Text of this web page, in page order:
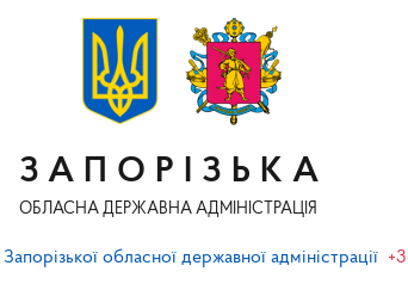
ЗАПОРІЗЬКА
ОБЛАСНА ДЕРЖАВНА АДМІНІСТРАЦІЯ
обласної державної адміністрації